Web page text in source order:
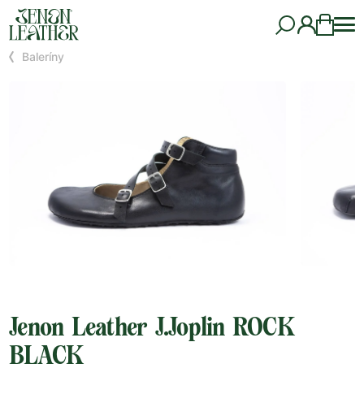
Baleríny
Jenon Leather J.Joplin ROCK
BLACK